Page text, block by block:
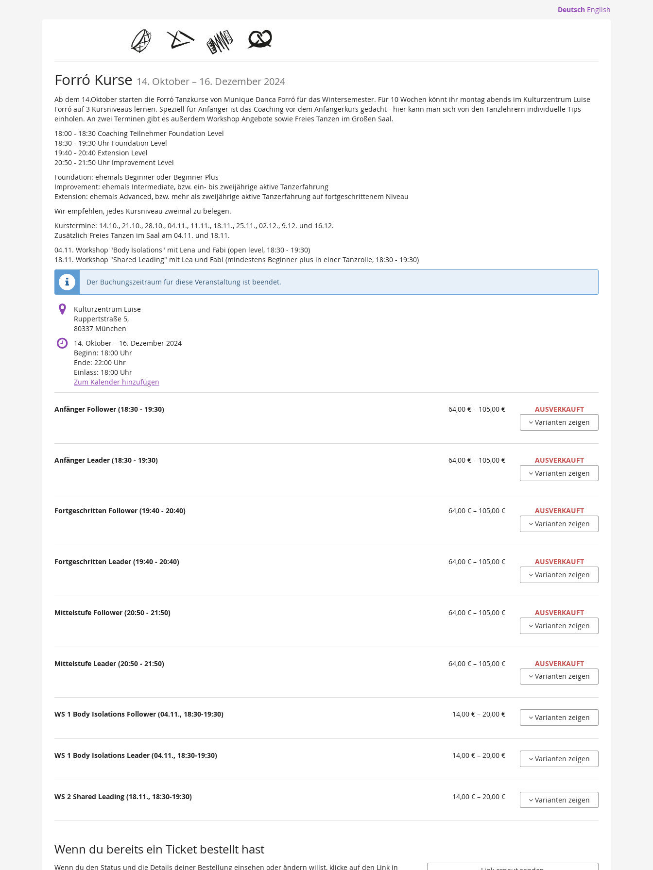
Deutsch English
Forró Kurse 14. Oktober– bis
16. Dezember 2024
Ab dem 14.Oktober starten die Forró Tanzkurse von Munique Danca Forró für das Wintersemester. Für 10 Wochen könnt ihr montag abends im Kulturzentrum Luise
Forró auf 3 Kursniveaus lernen. Speziell für Anfänger ist das Coaching vor dem Anfängerkurs gedacht - hier kann man sich von den Tanzlehrern individuelle Tips
einholen. An zwei Terminen gibt es außerdem Workshop Angebote sowie Freies Tanzen im Großen Saal.
18:00 - 18:30 Coaching Teilnehmer Foundation Level
18:30 - 19:30 Uhr Foundation Level
19:40 - 20:40 Extension Level
20:50 - 21:50 Uhr Improvement Level
Foundation: ehemals Beginner oder Beginner Plus
Improvement: ehemals Intermediate, bzw. ein- bis zweijährige aktive Tanzerfahrung
Extension: ehemals Advanced, bzw. mehr als zweijährige aktive Tanzerfahrung auf fortgeschrittenem Niveau
Wir empfehlen, jedes Kursniveau zweimal zu belegen.
Kurstermine: 14.10., 21.10., 28.10., 04.11., 11.11., 18.11., 25.11., 02.12., 9.12. und 16.12.
Zusätzlich Freies Tanzen im Saal am 04.11. und 18.11.
04.11. Workshop "Body Isolations" mit Lena und Fabi (open level, 18:30 - 19:30)
18.11. Workshop "Shared Leading" mit Lea und Fabi (mindestens Beginner plus in einer Tanzrolle, 18:30 - 19:30)
Der Buchungszeitraum für diese Veranstaltung ist beendet.
Kulturzentrum Luise
Ruppertstraße 5,
80337 München
14. Oktober –bis
16. Dezember 2024
Beginn: 18:00 Uhr
Ende: 22:00 Uhr
Einlass: 18:00 Uhr
Zum Kalender hinzufügen
Produkte
Anfänger Follower (18:30 - 19:30)
von
64,00 € – 105,00 €
AUSVERKAUFT
Varianten zeigen
Anfänger Leader (18:30 - 19:30)
von
64,00 € – 105,00 €
AUSVERKAUFT
Varianten zeigen
Fortgeschritten Follower (19:40 - 20:40)
von
64,00 € – 105,00 €
AUSVERKAUFT
Varianten zeigen
Fortgeschritten Leader (19:40 - 20:40)
von
64,00 € – 105,00 €
AUSVERKAUFT
Varianten zeigen
Mittelstufe Follower (20:50 - 21:50)
von
64,00 € – 105,00 €
AUSVERKAUFT
Varianten zeigen
Mittelstufe Leader (20:50 - 21:50)
von
64,00 € – 105,00 €
AUSVERKAUFT
Varianten zeigen
WS 1 Body Isolations Follower (04.11., 18:30-19:30)
von
14,00 € – 20,00 € Varianten zeigen
WS 1 Body Isolations Leader (04.11., 18:30-19:30)
von
14,00 € – 20,00 € Varianten zeigen
WS 2 Shared Leading (18.11., 18:30-19:30)
von
14,00 € – 20,00 € Varianten zeigen
Wenn du bereits ein Ticket bestellt hast
Wenn du den Status und die Details deiner Bestellung einsehen oder ändern willst, klicke auf den Link in